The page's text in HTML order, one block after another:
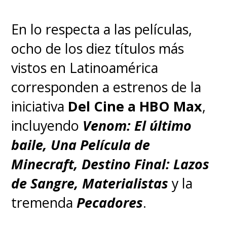
En lo respecta a las películas,
ocho de los diez títulos más
vistos en Latinoamérica
corresponden a estrenos de la
iniciativa Del Cine a HBO Max,
incluyendo Venom: El último
baile, Una Película de
Minecraft, Destino Final: Lazos
de Sangre, Materialistas y la
tremendaPecadores.